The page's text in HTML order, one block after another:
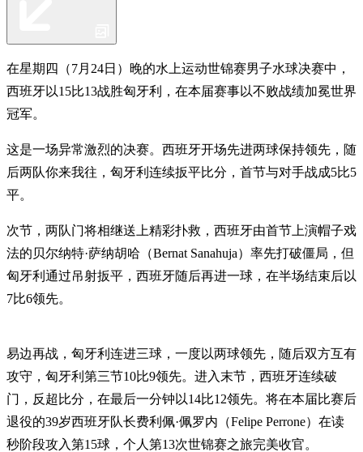
在星期四（7月24日）晚的水上运动世锦赛男子水球决赛中，
西班牙以15比13战胜匈牙利，在本届赛事以不败战绩加冕世界
冠军。
这是一场异常激烈的决赛。西班牙开场先进两球保持领先，随
后两队你来我往，匈牙利连续扳平比分，首节与对手战成5比5
平。
次节，两队门将相继送上精彩扑救，西班牙由首节上演帽子戏
法的贝尔纳特·萨纳胡哈（Bernat Sanahuja）率先打破僵局，但
匈牙利通过吊射扳平，西班牙随后再进一球，在半场结束后以
7比6领先。
易边再战，匈牙利连进三球，一度以两球领先，随后双方互有
攻守，匈牙利第三节10比9领先。进入末节，西班牙连续破
门，反超比分，在最后一分钟以14比12领先。将在本届比赛后
退役的39岁西班牙队长费利佩·佩罗内（Felipe Perrone）在读
秒阶段攻入第15球，个人第13次世锦赛之旅完美收官。